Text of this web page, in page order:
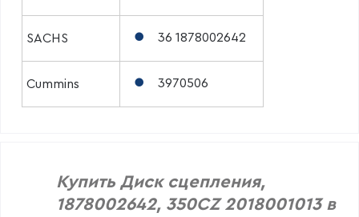
SACHS 36 1878002642
Cummins 3970506
Купить Диск сцепления,
1878002642, 350CZ 2018001013 в